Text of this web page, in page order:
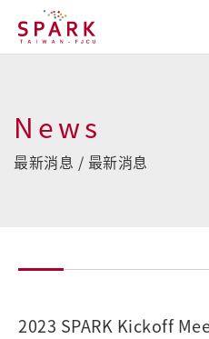
News
最新消息 / 最新消息
2023 SPARK Kickoff